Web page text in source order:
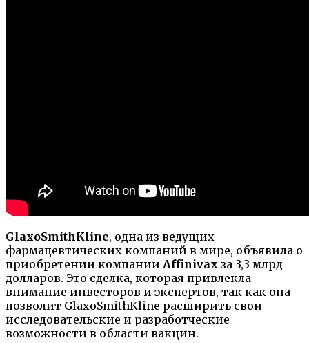
GlaxoSmithKline, одна из ведущих
фармацевтических компаний в мире, объявила о
приобретении компании Affinivax за 3,3 млрд
долларов. Это сделка, которая привлекла
внимание инвесторов и экспертов, так как она
позволит GlaxoSmithKline расширить свои
исследовательские и разработческие
возможности в области вакцин.